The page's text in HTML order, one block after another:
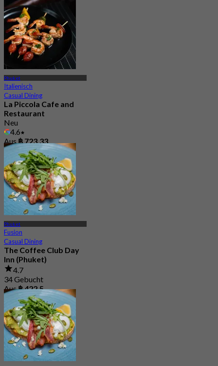
Phuket
Italienisch
Casual Dining
La Piccola Cafe and
Restaurant
Neu
4.6
Aus ฿ 723.33
Phuket
Fusion
Casual Dining
The Coffee Club Day
Inn (Phuket)
4.7
34 Gebucht
Aus฿ 422.5